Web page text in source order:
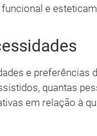
e
e preferências
quantas
em relação à